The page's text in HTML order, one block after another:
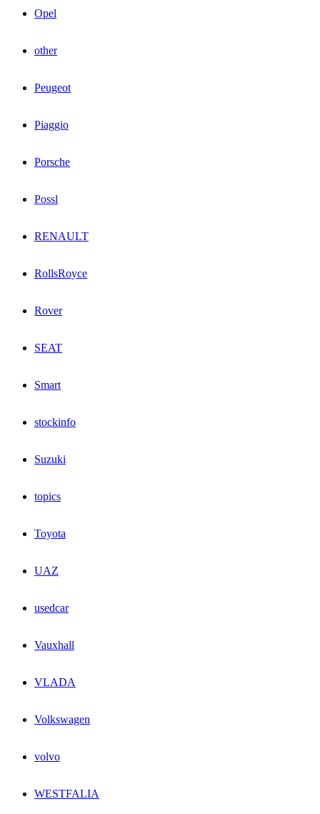
Opel
other
Peugeot
Piaggio
Porsche
Possl
RENAULT
RollsRoyce
Rover
SEAT
Smart
stockinfo
Suzuki
topics
Toyota
UAZ
usedcar
Vauxhall
VLADA
Volkswagen
volvo
WESTFALIA